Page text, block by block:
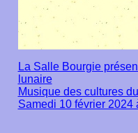
La Salle Bourgie
lunaire
Musique des cultures
Samedi 10 février 2024